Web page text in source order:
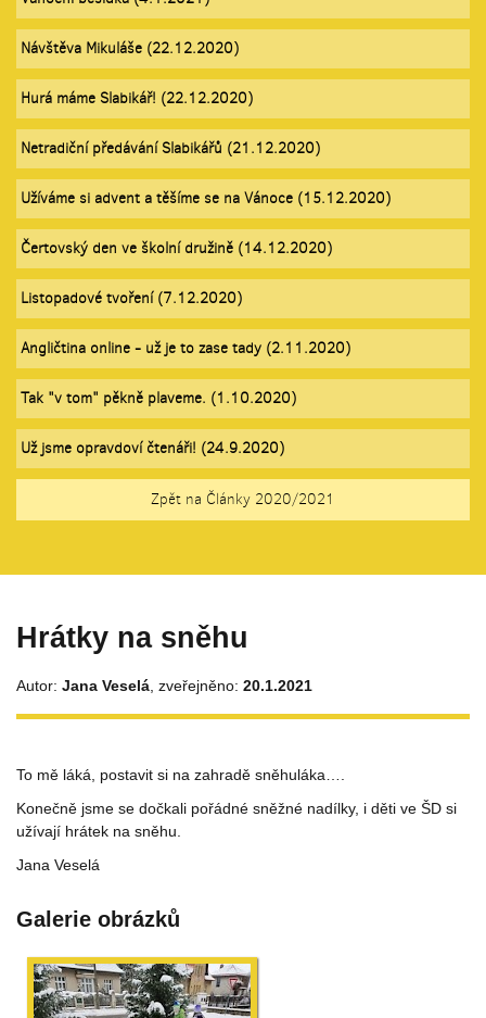
Návštěva Mikuláše (22.12.2020)
Hurá máme Slabikář! (22.12.2020)
Netradiční předávání Slabikářů (21.12.2020)
Užíváme si advent a těšíme se na Vánoce (15.12.2020)
Čertovský den ve školní družině (14.12.2020)
Listopadové tvoření (7.12.2020)
Angličtina online - už je to zase tady (2.11.2020)
Tak "v tom" pěkně plaveme. (1.10.2020)
Už jsme opravdoví čtenáři! (24.9.2020)
Zpět na Články 2020/2021
Hrátky na sněhu
Autor: Jana Veselá , zveřejněno: 20.1.2021
To mě láká, postavit si na zahradě sněhuláka….
Konečně jsme se dočkali pořádné sněžné nadílky, i děti ve ŠD si
užívají hrátek na sněhu.
Jana Veselá
Galerie obrázků